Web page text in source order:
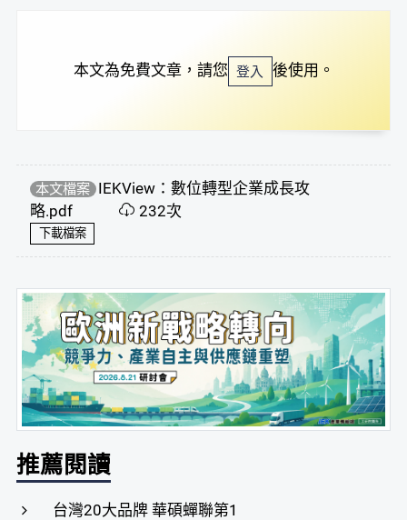
本文為免費文章，請您 登入 後使用。
本文檔案 IEKView：數位轉型企業成長攻
略.pdf
232次
下載檔案
推薦閱讀
台灣20大品牌 華碩蟬聯第1